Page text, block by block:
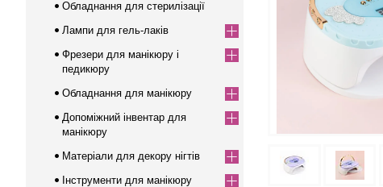
Обладнання для стерилізації
Лампи для гель-лаків
Фрезери для манікюру і
педикюру
Обладнання для манікюру
Допоміжний інвентар для
манікюру
Матеріали для декору нігтів
Інструменти для манікюру